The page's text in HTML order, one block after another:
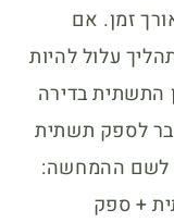
זמן. אם
עלול להיות
התשתית בדירה
לספק תשתית
לשם ההמחשה:
+ ספק